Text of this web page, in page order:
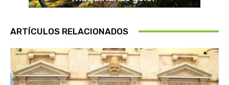
ARTÍCULOS RELACIONADOS